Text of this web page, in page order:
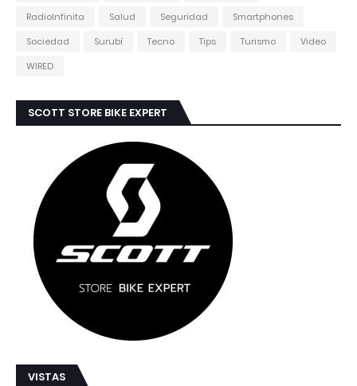
RadioInfinita
Salud Seguridad
Smartphones
Sociedad
Surubí Tecno Tips Turismo
Video
WIRED
SCOTT STORE BIKE EXPERT
VISTAS